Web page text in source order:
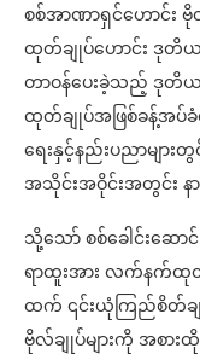
စစ်အာဏာရှင်ဟောင်း ဗို
ထုတ်ချုပ်ဟောင်း ဒုတိယ
တာဝန်ပေးခဲ့သည့် ဒုတိယ
ထုတ်ချုပ်အဖြစ်ခန့်အပ်
ရေးနှင့်နည်းပညာမျာ
အသိုင်းအဝိုင်းအတွင်း န
သို့သော် စစ်ခေါင်းဆ
ရာထူးအား လက်နက်ထုတ်
ထက် ၎င်းယုံကြည်စိတ်ခ
ဗိုလ်ချုပ်များကို အစားထို